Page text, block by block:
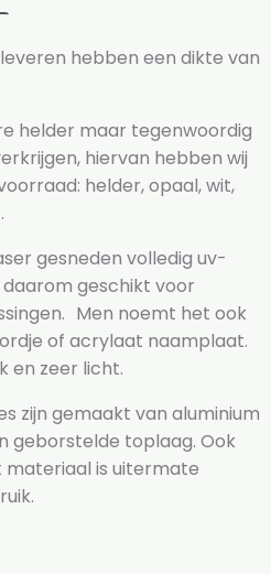
hebben een dikte van
helder maar tegenwoordig
hiervan hebben wij
helder, opaal, wit,
gesneden volledig uv-
geschikt voor
Men noemt het ook
of acrylaat naamplaat.
en zeer licht.
zijn gemaakt van aluminium
geborstelde toplaag. Ook
materiaal is uitermate